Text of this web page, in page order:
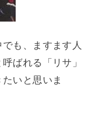
も、ますます人
ばれる「リサ」
いと思いま